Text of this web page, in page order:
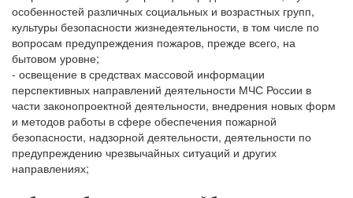
особенностей различных социальных и возрастных групп,
культуры безопасности жизнедеятельности, в том числе по
вопросам предупреждения пожаров, прежде всего, на
бытовом уровне;
- освещение в средствах массовой информации
перспективных направлений деятельности МЧС России в
части законопроектной деятельности, внедрения новых форм
и методов работы в сфере обеспечения пожарной
безопасности, надзорной деятельности, деятельности по
предупреждению чрезвычайных ситуаций и других
направлениях;